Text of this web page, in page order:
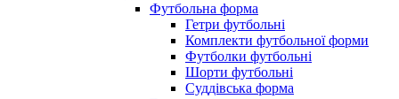
Футбольна форма
Гетри футбольні
Комплекти футбольної форми
Футболки футбольні
Шорти футбольні
Суддівська форма